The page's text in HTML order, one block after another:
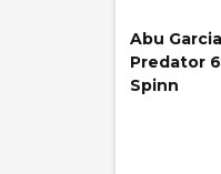
Abu
Predator
Spinn